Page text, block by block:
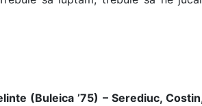
(Buleica ’75) – Serediuc,